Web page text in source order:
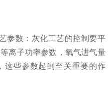
数：灰化工艺的控制要平
离子功率参数，氧气进气量
这些参数起到至关重要的作